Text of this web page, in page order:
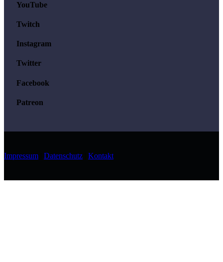
YouTube
Twitch
Instagram
Twitter
Facebook
Patreon
Impressum Datenschutz Kontakt